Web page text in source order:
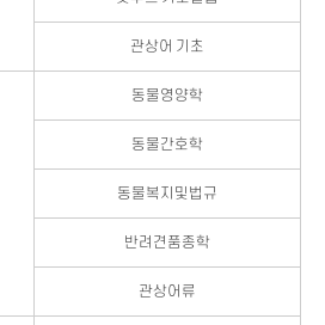
관상어 기초
동물영양학
동물간호학
동물복지및법규
반려견품종학
관상어류